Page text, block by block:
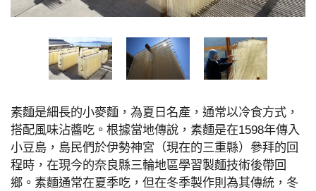
素麵是細長的小麥麵，為夏日名產，通常以冷食方式，
搭配風味沾醬吃。根據當地傳說，素麵是在1598年傳入
小豆島，島民們於伊勢神宮（現在的三重縣）參拜的回
程時，在現今的奈良縣三輪地區學習製麵技術後帶回
鄉。素麵通常在夏季吃，但在冬季製作則為其傳統，冬